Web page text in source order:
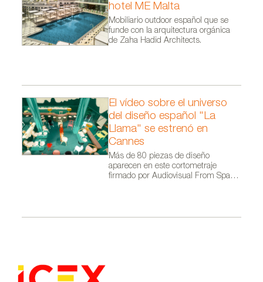
hotel ME Malta
Mobiliario outdoor español que se
funde con la arquitectura orgánica
de Zaha Hadid Architects.
El vídeo sobre el universo
del diseño español "La
Llama" se estrenó en
Cannes
Más de 80 piezas de diseño
aparecen en este cortometraje
firmado por Audiovisual From Spain